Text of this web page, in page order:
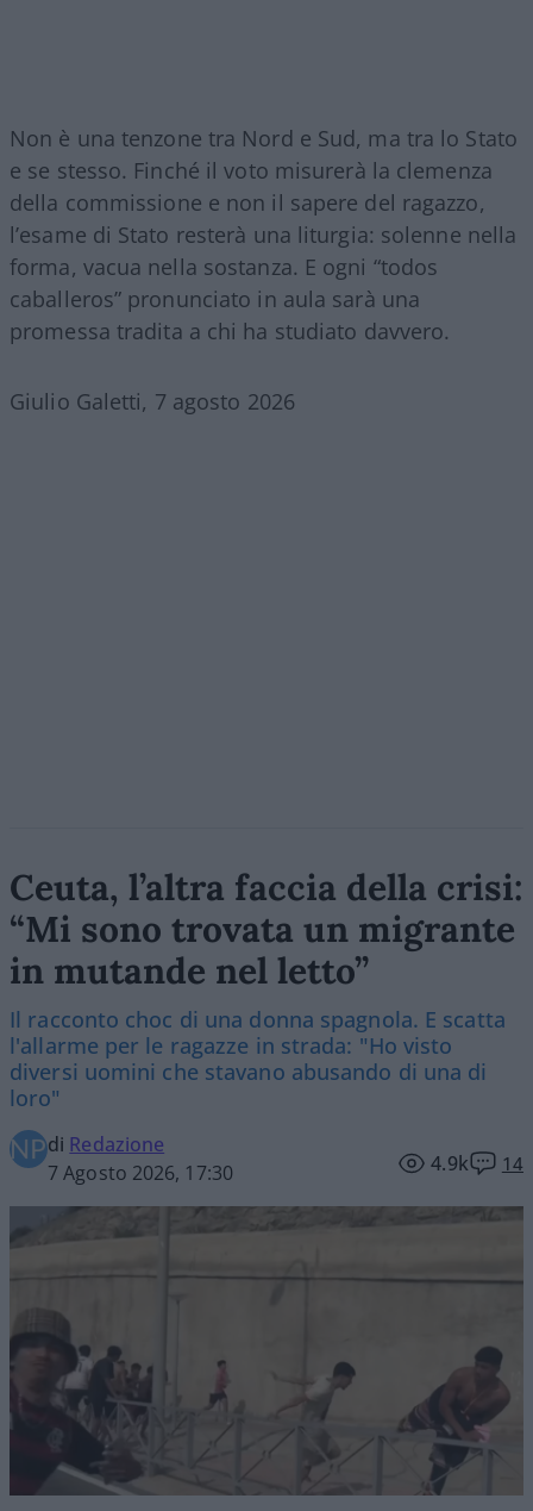
Non è una tenzone tra Nord e Sud, ma tra lo Stato
e se stesso. Finché il voto misurerà la clemenza
della commissione e non il sapere del ragazzo,
l’esame di Stato resterà una liturgia: solenne nella
forma, vacua nella sostanza. E ogni “todos
caballeros” pronunciato in aula sarà una
promessa tradita a chi ha studiato davvero.
Giulio Galetti, 7 agosto 2026
Ceuta, l’altra faccia della crisi:
“Mi sono trovata un migrante
in mutande nel letto”
Il racconto choc di una donna spagnola. E scatta
l'allarme per le ragazze in strada: "Ho visto
diversi uomini che stavano abusando di una di
loro"
di Redazione
7 Agosto 2026, 17:30
4.9k 14